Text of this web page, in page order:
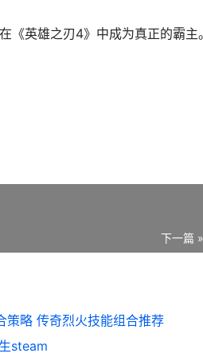
《英雄之刃4》中成为真正的霸主
下一篇 »
策略 传奇烈火技能组合推荐
steam